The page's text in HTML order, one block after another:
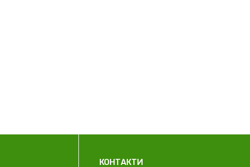
КОНТАКТИ